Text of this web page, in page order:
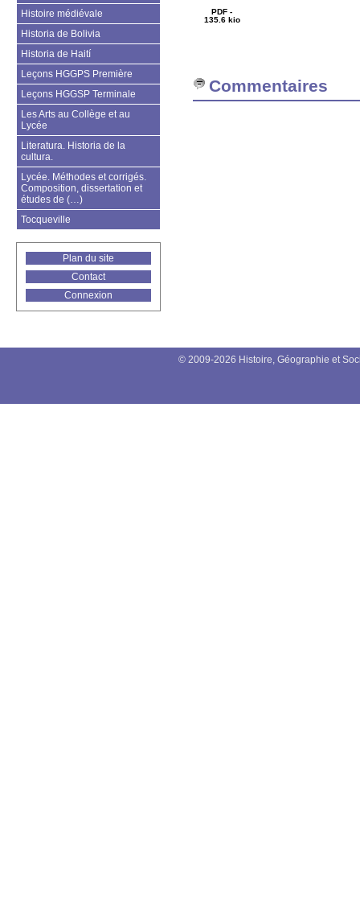
PDF -
135.6 kio
Commentaires
Histoire médiévale
Historia de Bolivia
Historia de Haití
Leçons HGGPS Première
Leçons HGGSP Terminale
Les Arts au Collège et au
Lycée
Literatura. Historia de la
cultura.
Lycée. Méthodes et corrigés.
Composition, dissertation et
études de (…)
Tocqueville
Plan du site
Contact
Connexion
© 2009-2026 Histoire, Géographie et